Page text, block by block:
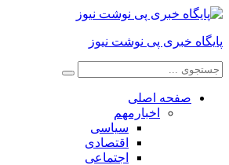
پایگاه خبری پی نوشت نیوز
صفحه اصلی
اخبارمهم
سیاسی
اقتصادی
اجتماعی